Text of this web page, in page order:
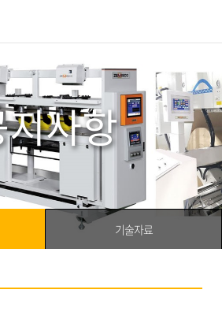
사항
기술자료